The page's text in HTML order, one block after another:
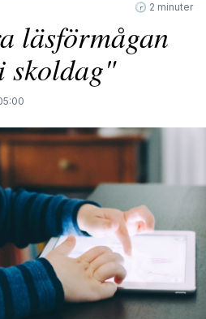
🕝 2 minuter
läsförmågan
skoldag"